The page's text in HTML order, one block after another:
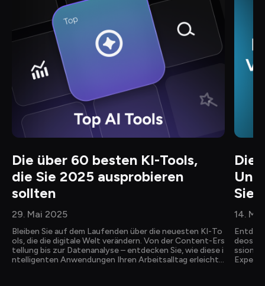
Die über 60 besten KI-Tools,
die Sie 2025 ausprobieren
sollten
29. Mai 2025
Bleiben Sie auf dem Laufenden über die neuesten KI-To
ols, die die digitale Welt verändern. Von der Content-Ers
tellung bis zur Datenanalyse – entdecken Sie, wie diese i
ntelligenten Anwendungen Ihren Arbeitsalltag erleichte
Die
Sie
14.
deos